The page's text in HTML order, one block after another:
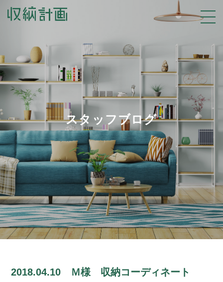
スタッフブログ
2018.04.10 Ｍ様 収納コーディネート